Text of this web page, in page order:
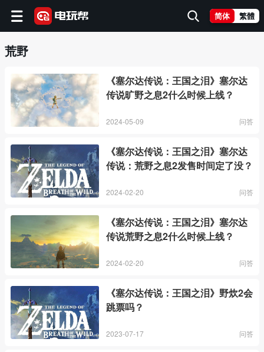
简体 繁體
荒野
《塞尔达传说：王国之泪》塞尔达
传说旷野之息2什么时候上线？
2024-05-09 问答
《塞尔达传说：王国之泪》塞尔达
传说：荒野之息2发售时间定了没？
2024-02-20 问答
《塞尔达传说：王国之泪》塞尔达
传说荒野之息2什么时候上线？
2024-02-20 问答
《塞尔达传说：王国之泪》野炊2会
跳票吗？
2023-07-17 问答